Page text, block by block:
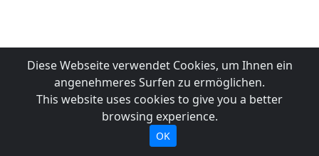
Diese Webseite verwendet Cookies, um Ihnen ein
angenehmeres Surfen zu ermöglichen.
This website uses cookies to give you a better
browsing experience.
OK